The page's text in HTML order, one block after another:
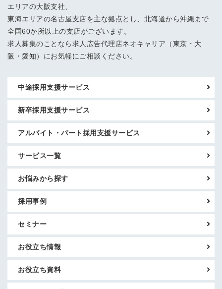
エリアの大阪支社、
東海エリアの名古屋支店を主な拠点とし、北海道から沖縄まで
全国60か所以上の支店がございます。
求人募集のことなら求人広告代理店ネオキャリア（東京・大
阪・愛知）にお気軽にご相談ください。
中途採用支援サービス
新卒採用支援サービス
アルバイト・パート採用支援サービス
サービス一覧
お悩みから探す
採用事例
セミナー
お役立ち情報
お役立ち資料